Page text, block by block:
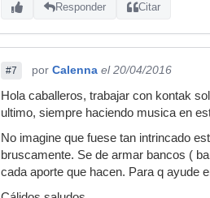
Responder Citar
#7 por Calenna el 20/04/2016
Hola caballeros, trabajar con kontak
ultimo, siempre haciendo musica en
No imagine que fuese tan intrincado
bruscamente. Se de armar bancos (
cada aporte que hacen. Para q ayude